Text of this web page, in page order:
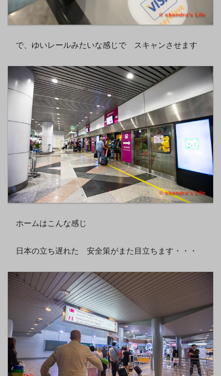
で、ゆいレールみたいな感じで スキャンさせます
ホームはこんな感じ
日本の立ち遅れた 安全策がまた目立ちます・・・